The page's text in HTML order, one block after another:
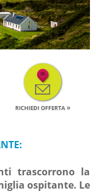
trascorrono la
ospitante. Le